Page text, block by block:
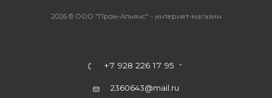
2026 © ООО "Пром-Альянс" - интернет-магазин
+7 928 226 17 95
2360643@mail.ru